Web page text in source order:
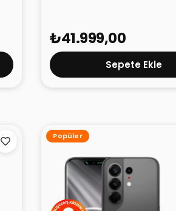
₺41.999,00
Sepete Ekle
Popüler